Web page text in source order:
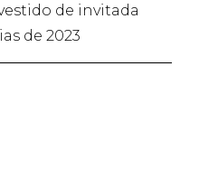
de invitada
de 2023